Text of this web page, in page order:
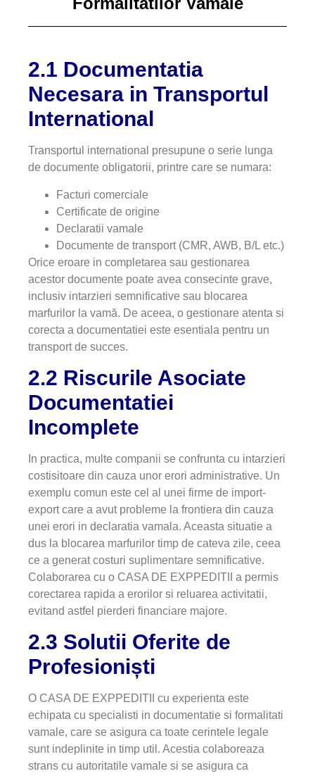
2.1 Documentatia
Necesara in Transportul
International
Transportul international presupune o serie lunga
de documente obligatorii, printre care se numara:
Facturi comerciale
Certificate de origine
Declaratii vamale
Documente de transport (CMR, AWB, B/L etc.)
Orice eroare in completarea sau gestionarea
acestor documente poate avea consecinte grave,
inclusiv intarzieri semnificative sau blocarea
marfurilor la vamă. De aceea, o gestionare atenta si
corecta a documentatiei este esentiala pentru un
transport de succes.
2.2 Riscurile Asociate
Documentatiei
Incomplete
In practica, multe companii se confrunta cu intarzieri
costisitoare din cauza unor erori administrative. Un
exemplu comun este cel al unei firme de import-
export care a avut probleme la frontiera din cauza
unei erori in declaratia vamala. Aceasta situatie a
dus la blocarea marfurilor timp de cateva zile, ceea
ce a generat costuri suplimentare semnificative.
Colaborarea cu o CASA DE EXPPEDITII a permis
corectarea rapida a erorilor si reluarea activitatii,
evitand astfel pierderi financiare majore.
2.3 Solutii Oferite de
Profesioniști
O CASA DE EXPPEDITII cu experienta este
echipata cu specialisti in documentatie si formalitati
vamale, care se asigura ca toate cerintele legale
sunt indeplinite in timp util. Acestia colaboreaza
strans cu autoritatile vamale si se asigura ca